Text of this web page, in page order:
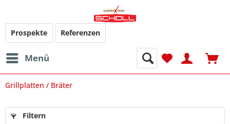
Prospekte Referenzen
Menü
Grillplatten / Bräter
Filtern